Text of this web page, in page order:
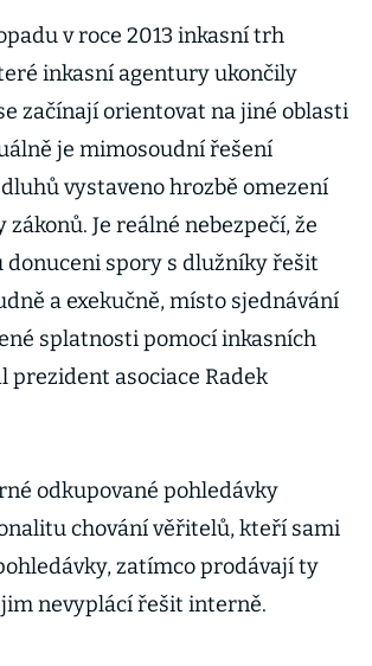
v roce 2013 inkasní trh
inkasní agentury ukončily
začínají orientovat na jiné oblasti
je mimosoudní řešení
vystaveno hrozbě omezení
Je reálné nebezpečí, že
donuceni spory s dlužníky řešit
a exekučně, místo sjednávání
splatnosti pomocí inkasních
prezident asociace Radek
odkupované pohledávky
chování věřitelů, kteří sami
zatímco prodávají ty
nevyplácí řešit interně.